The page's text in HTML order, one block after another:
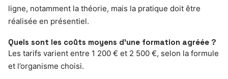
ligne, notamment la théorie, mais la pratique doit être
réalisée en présentiel.
Quels sont les coûts moyens d’une formation agréée ?
Les tarifs varient entre 1 200 € et 2 500 €, selon la formule
et l’organisme choisi.